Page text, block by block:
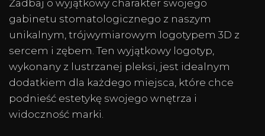
Zadbaj o wyjątkowy charakter swojego
gabinetu stomatologicznego z naszym
unikalnym, trójwymiarowym logotypem 3D z
sercem i zębem. Ten wyjątkowy logotyp,
wykonany z lustrzanej pleksi, jest idealnym
dodatkiem dla każdego miejsca, które chce
podnieść estetykę swojego wnętrza i
widoczność marki.